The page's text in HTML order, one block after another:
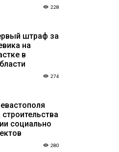
228
штраф за
на
в
274
социально
280